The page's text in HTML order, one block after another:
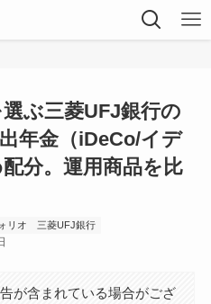
ぶ三菱UFJ銀行の
年金（iDeCo/イデ
分。運用商品を比
リオ 三菱UFJ銀行
が含まれている場合がござ